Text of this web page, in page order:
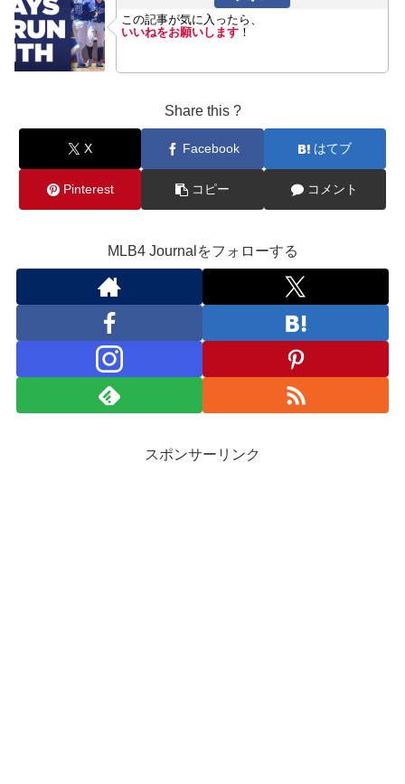
この記事が気に入ったら、
いいねをお願いします ！
Share this ?
X Facebook はてブ
Pinterest コピー コメント
MLB4 Journalをフォローする
スポンサーリンク